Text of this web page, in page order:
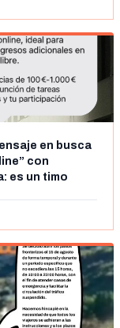
en busca
con
es un timo